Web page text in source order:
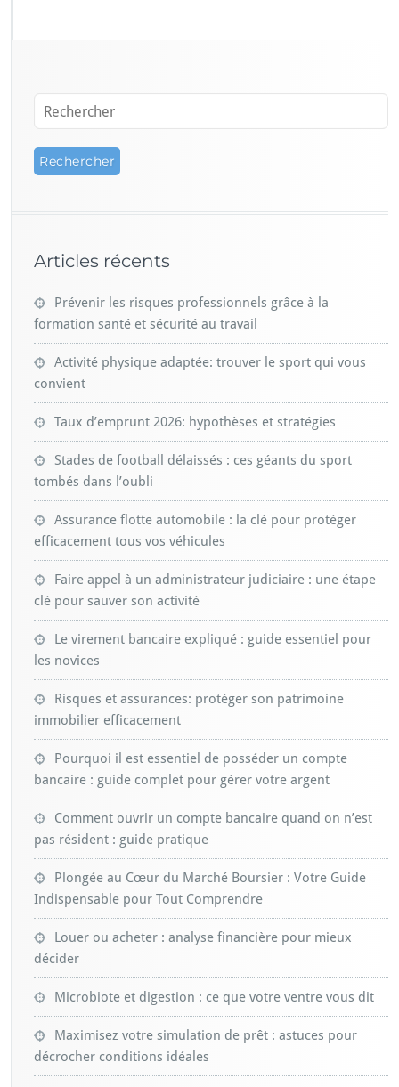
Articles récents
Prévenir les risques professionnels grâce à la
formation santé et sécurité au travail
Activité physique adaptée: trouver le sport qui vous
convient
Taux d’emprunt 2026: hypothèses et stratégies
Stades de football délaissés : ces géants du sport
tombés dans l’oubli
Assurance flotte automobile : la clé pour protéger
efficacement tous vos véhicules
Faire appel à un administrateur judiciaire : une étape
clé pour sauver son activité
Le virement bancaire expliqué : guide essentiel pour
les novices
Risques et assurances: protéger son patrimoine
immobilier efficacement
Pourquoi il est essentiel de posséder un compte
bancaire : guide complet pour gérer votre argent
Comment ouvrir un compte bancaire quand on n’est
pas résident : guide pratique
Plongée au Cœur du Marché Boursier : Votre Guide
Indispensable pour Tout Comprendre
Louer ou acheter : analyse financière pour mieux
décider
Microbiote et digestion : ce que votre ventre vous dit
Maximisez votre simulation de prêt : astuces pour
décrocher conditions idéales